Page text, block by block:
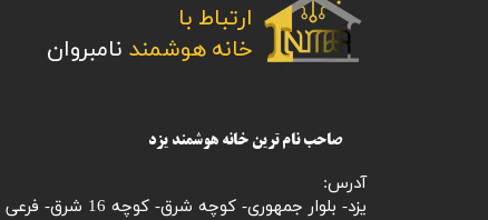
ارتباط با
​​​​​​​خانه هوشمند نامبروان
آدرس:
یزد- بلوار جمهوری- کوچه شرق- کوچه 16 شرق- فرعی 4
صاحب نام ترین خانه هوشمند یزد